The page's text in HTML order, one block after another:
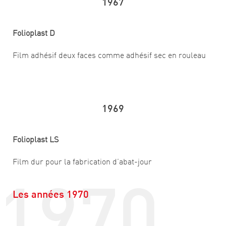
Folioplast D
Film adhésif deux faces comme adhésif sec en rouleau
1969
Folioplast LS
Film dur pour la fabrication d’abat-jour
Les années 1970